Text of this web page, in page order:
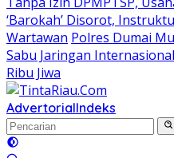
‘Barokah’ Disorot,
Wartawan Polres Dumai
Sabu Jaringan
Ribu Jiwa
AdvertorialIndeks